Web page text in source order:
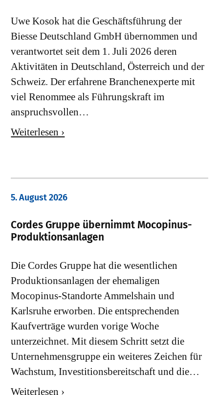
Uwe Kosok hat die Geschäftsführung der
Biesse Deutschland GmbH übernommen und
verantwortet seit dem 1. Juli 2026 deren
Aktivitäten in Deutschland, Österreich und der
Schweiz. Der erfahrene Branchenexperte mit
viel Renommee als Führungskraft im
anspruchsvollen…
Weiterlesen ›
5. August 2026
Cordes Gruppe übernimmt Mocopinus-
Produktionsanlagen
Die Cordes Gruppe hat die wesentlichen
Produktionsanlagen der ehemaligen
Mocopinus-Standorte Ammelshain und
Karlsruhe erworben. Die entsprechenden
Kaufverträge wurden vorige Woche
unterzeichnet. Mit diesem Schritt setzt die
Unternehmensgruppe ein weiteres Zeichen für
Wachstum, Investitionsbereitschaft und die…
Weiterlesen ›